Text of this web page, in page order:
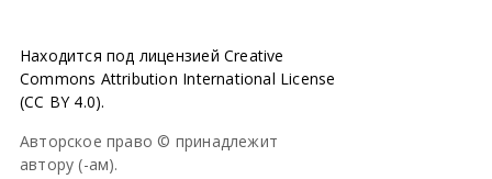
Находится под лицензией Creative
Commons Attribution International License
(CC BY 4.0).
Авторское право © принадлежит
автору (-ам).